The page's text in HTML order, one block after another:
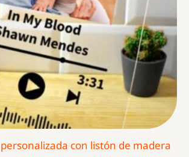
con listón de madera